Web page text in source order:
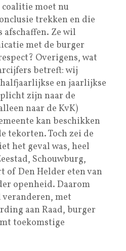
moet nu
trekken en die
Ze wil
met de burger
Overigens, wat
betreft: wij
en jaarlijkse
zijn naar de
naar de KvK)
kan beschikken
tekorten. Toch zei de
het geval was, heel
Schouwburg,
of Den Helder eten van
openheid. Daarom
met
aan Raad, burger
toekomstige